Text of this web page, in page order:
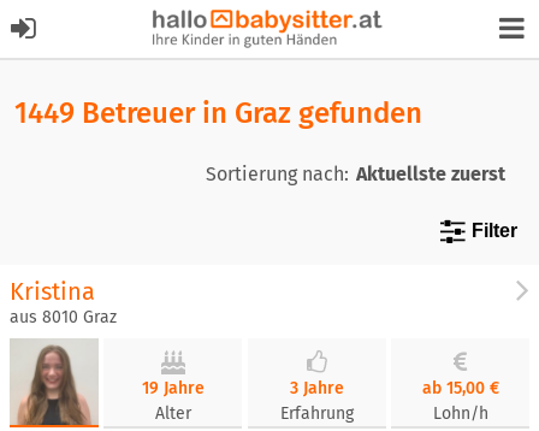
1449 Betreuer in Graz gefunden
Sortierung nach:
Filter
Kristina
aus 8010 Graz
19 Jahre
Alter
3 Jahre
Erfahrung
ab 15,00 €
Lohn/h